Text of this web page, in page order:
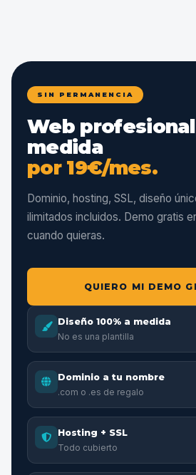
SIN PERMANENCIA
Web
medida
por 19€/mes.
Dominio, hosting, SSL, diseño
ilimitados incluidos. Demo gratis
cuando quieras.
QUIERO MI DEMO
Diseño 100% a medida
No es una plantilla
Dominio a tu nombre
.com o .es de regalo
Hosting + SSL
Todo cubierto